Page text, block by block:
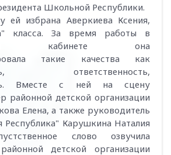
Школьной Республики.
избрана Аверкиева Ксения,
класса. За время работы в
кабинете она
такие качества как
ответственность,
Вместе с ней на сцену
районной детской организации
Елена, а также руководитель
Карушкина Наталия
слово озвучила
детской организации